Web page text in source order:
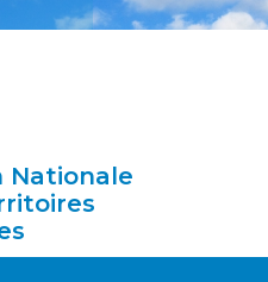
Nationale